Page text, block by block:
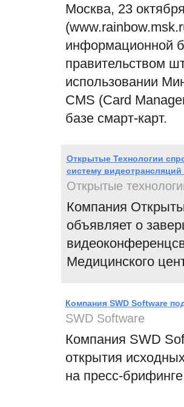
Москва, 23
информационной
правительством
использовании
CMS (Card
базе смарт-карт.
Открытые Технологии
систему
Открытые
Компания
объявляет о
Медицинского
Компания SWD Software
SWD Software
Компания SWD
открытия
на пресс-